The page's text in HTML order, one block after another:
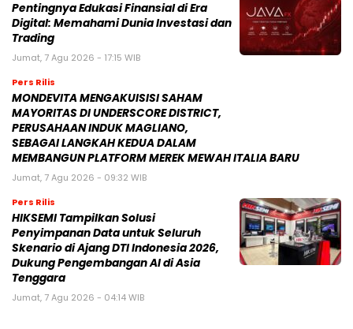
Pentingnya Edukasi Finansial di Era
Digital: Memahami Dunia Investasi dan
Trading
Jumat, 7 Agu 2026 - 17:15 WIB
Pers Rilis
MONDEVITA MENGAKUISISI SAHAM
MAYORITAS DI UNDERSCORE DISTRICT,
PERUSAHAAN INDUK MAGLIANO,
SEBAGAI LANGKAH KEDUA DALAM
MEMBANGUN PLATFORM MEREK MEWAH ITALIA BARU
Jumat, 7 Agu 2026 - 09:32 WIB
Pers Rilis
HIKSEMI Tampilkan Solusi
Penyimpanan Data untuk Seluruh
Skenario di Ajang DTI Indonesia 2026,
Dukung Pengembangan AI di Asia
Tenggara
Jumat, 7 Agu 2026 - 04:14 WIB